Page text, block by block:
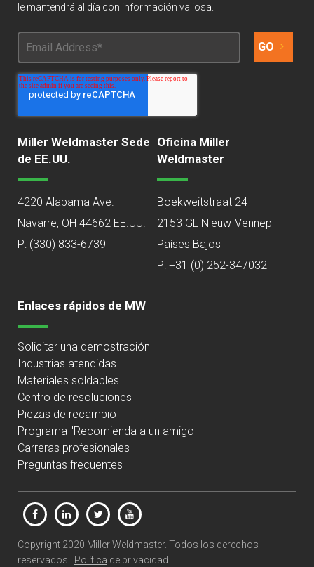
le mantendrá al día con información valiosa.
Miller Weldmaster Sede
de EE.UU.
4220 Alabama Ave.
Navarre, OH 44662 EE.UU.
P: (330) 833-6739
Oficina Miller
Weldmaster
Boekweitstraat 24
2153 GL Nieuw-Vennep
Países Bajos
P: +31 (0) 252-347032
Enlaces rápidos de MW
Solicitar una demostración
Industrias atendidas
Materiales soldables
Centro de resoluciones
Piezas de recambio
Programa "Recomienda a un amigo
Carreras profesionales
Preguntas frecuentes
Copyright 2020 Miller Weldmaster. Todos los derechos
reservados | Política de privacidad